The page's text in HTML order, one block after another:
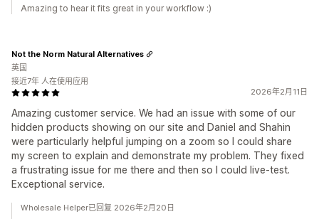
Amazing to hear it fits great in your workflow :)
2026年2月11日
Amazing customer service. We had an issue with some of our
hidden products showing on our site and Daniel and Shahin
were particularly helpful jumping on a zoom so I could share
my screen to explain and demonstrate my problem. They fixed
a frustrating issue for me there and then so I could live-test.
Exceptional service.
Not the Norm Natural Alternatives
英国
接近7年 人在使用应用
Wholesale Helper已回复 2026年2月20日